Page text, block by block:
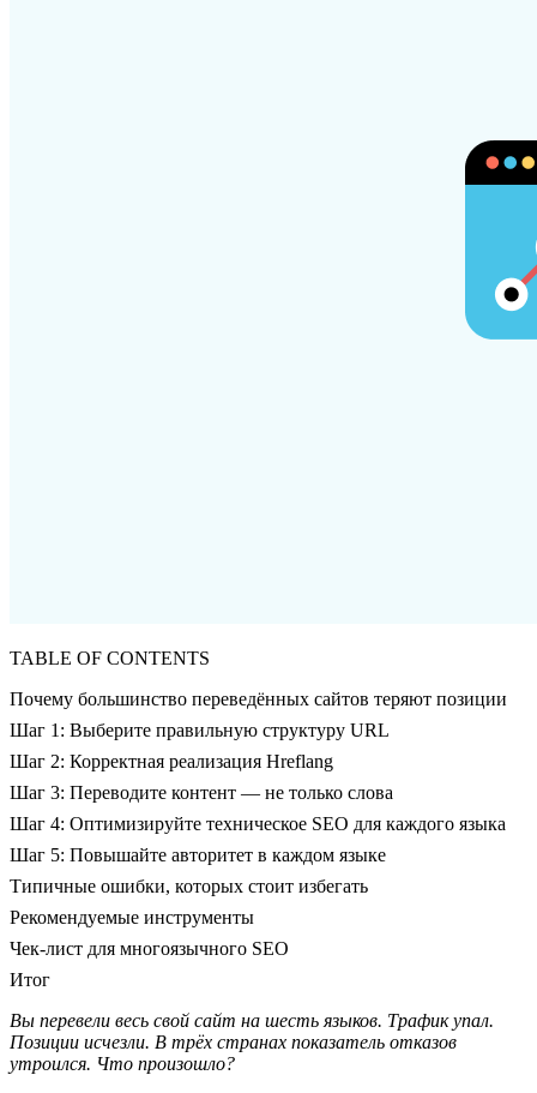
TABLE OF CONTENTS
Почему большинство переведённых сайтов теряют позиции
Шаг 1: Выберите правильную структуру URL
Шаг 2: Корректная реализация Hreflang
Шаг 3: Переводите контент — не только слова
Шаг 4: Оптимизируйте техническое SEO для каждого языка
Шаг 5: Повышайте авторитет в каждом языке
Типичные ошибки, которых стоит избегать
Рекомендуемые инструменты
Чек-лист для многоязычного SEO
Итог
Вы перевели весь свой сайт на шесть языков. Трафик упал.
Позиции исчезли. В трёх странах показатель отказов
утроился. Что произошло?